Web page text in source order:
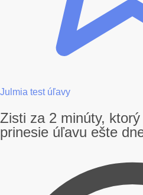
Julmia test úľavy
Zisti za 2 minúty,
prinesie úľavu ešte